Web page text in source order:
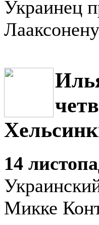
Украинец
Лааксонену
14
Микке